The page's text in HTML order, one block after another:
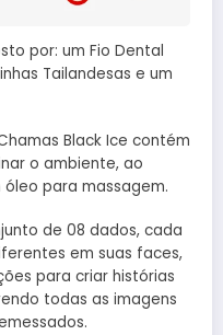
por: um Fio Dental
Tailandesas e um
Black Ice contém
o ambiente, ao
para massagem.
de 08 dados, cada
em suas faces,
para criar histórias
todas as imagens